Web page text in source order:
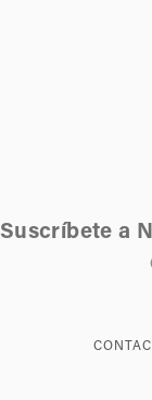
Suscríbete a